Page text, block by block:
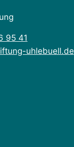
95 41
uhlebuell.de